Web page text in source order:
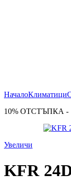
НачалоКлиматици
10% ОТСТЪПКА -
Увеличи
KFR